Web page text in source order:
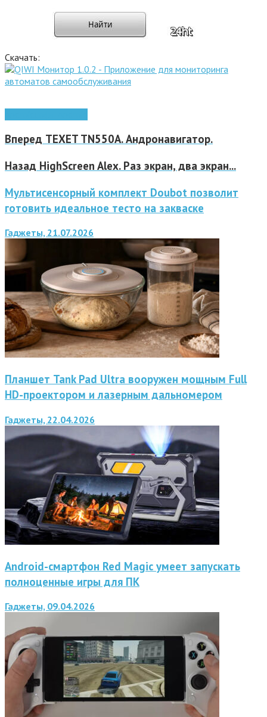
Скачать:
Вперед TEXET TN550A. Андронавигатор.
Назад HighScreen Alex. Раз экран, два экран...
Мультисенсорный комплект Doubot позволит
готовить идеальное тесто на закваске
Гаджеты, 21.07.2026
Планшет Tank Pad Ultra вооружен мощным Full
HD-проектором и лазерным дальномером
Гаджеты, 22.04.2026
Android-смартфон Red Magic умеет запускать
полноценные игры для ПК
Гаджеты, 09.04.2026